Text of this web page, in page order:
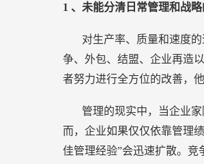
1 、未能分清日常管理和战略
对生产率、质量和速度
争、外包、结盟、企业再造
者努力进行全方位的改善，
管理的现实中，当企业
而，企业如果仅仅依靠管理
佳管理经验”会迅速扩散。